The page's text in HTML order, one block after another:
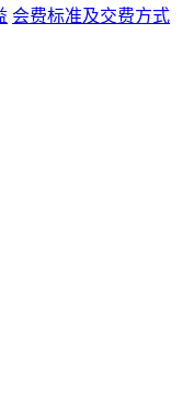
会费标准及交费方式